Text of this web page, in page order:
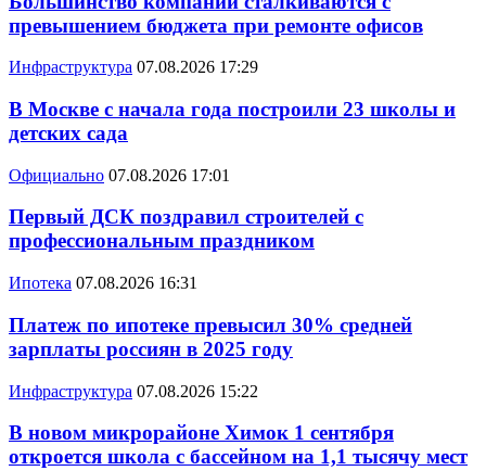
превышением бюджета при ремонте офисов
Инфраструктура 07.08.2026 17:29
В Москве с начала года построили 23 школы и
детских сада
Официально 07.08.2026 17:01
Первый ДСК поздравил строителей с
профессиональным праздником
Ипотека 07.08.2026 16:31
Платеж по ипотеке превысил 30% средней
зарплаты россиян в 2025 году
Инфраструктура 07.08.2026 15:22
В новом микрорайоне Химок 1 сентября
откроется школа с бассейном на 1,1 тысячу мест